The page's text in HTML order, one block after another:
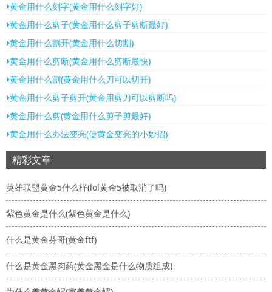
黄金用什么刻字(黄金用什么刻字好)
黄金用什么剪子(黄金用什么剪子剪断最好)
黄金用什么割开(黄金用什么切割)
黄金用什么剪断(黄金用什么剪断最快)
黄金用什么割(黄金用什么刀可以切开)
黄金用什么剪子剪开(黄金用剪刀可以剪断吗)
黄金用什么剪(黄金用什么剪子剪最好)
黄金用什么办法变亮(使黄金变亮的小妙招)
精彩文章
英雄联盟黄金5什么样(lol黄金5被取消了吗)
紫色黄金是什么(紫色黄金是什么)
什么是黄金芬哥(黄金ftf)
什么是黄金黑肉药(黄金黑金是什么物质组成)